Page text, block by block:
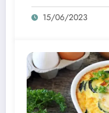
15/06/2023